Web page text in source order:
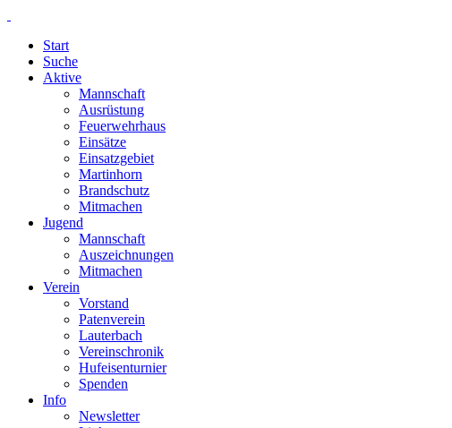
Start
Suche
Aktive
Mannschaft
Ausrüstung
Feuerwehrhaus
Einsätze
Einsatzgebiet
Martinhorn
Brandschutz
Mitmachen
Jugend
Mannschaft
Auszeichnungen
Mitmachen
Verein
Vorstand
Patenverein
Lauterbach
Vereinschronik
Hufeisenturnier
Spenden
Info
Newsletter